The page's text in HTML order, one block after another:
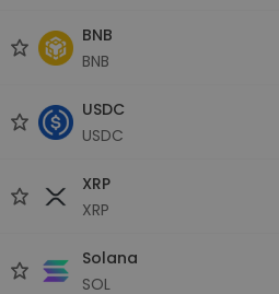
BNB
BNB
USDC
USDC
XRP
XRP
Solana
SOL